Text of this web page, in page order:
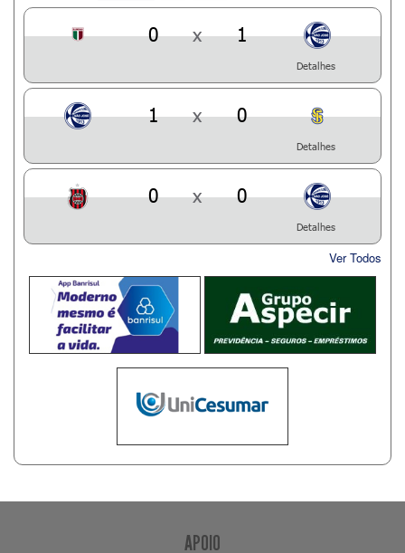
0 x 1
Detalhes
1 x 0
Detalhes
0 x 0
Detalhes
Ver Todos
APOIO